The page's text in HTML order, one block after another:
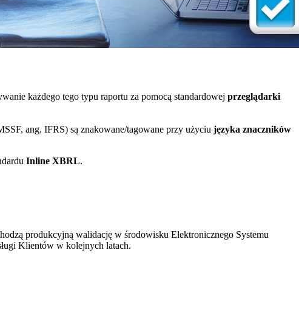
każdego tego typu raportu za pomocą standardowej przeglądarki
ang. IFRS) są znakowane/tagowane przy użyciu języka znaczników
Inline XBRL.
produkcyjną walidację w środowisku Elektronicznego Systemu
Klientów w kolejnych latach.